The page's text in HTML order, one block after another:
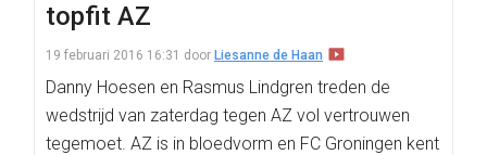
topfit AZ
19 februari 2016 16:31 door Liesanne de Haan
Danny Hoesen en Rasmus Lindgren treden de
wedstrijd van zaterdag tegen AZ vol vertrouwen
tegemoet. AZ is in bloedvorm en FC Groningen kent